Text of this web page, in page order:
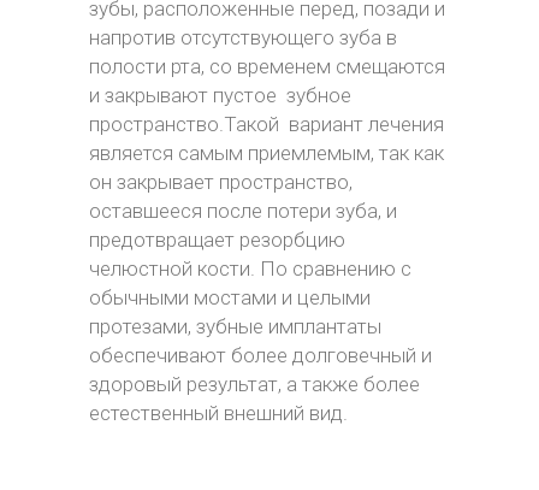
зубы, расположенные перед, позади и
напротив отсутствующего зуба в
полости рта, со временем смещаются
и закрывают пустое зубное
пространство.Такой вариант лечения
является самым приемлемым, так как
он закрывает пространство,
оставшееся после потери зуба, и
предотвращает резорбцию
челюстной кости. По сравнению с
обычными мостами и целыми
протезами, зубные имплантаты
обеспечивают более долговечный и
здоровый результат, а также более
естественный внешний вид.